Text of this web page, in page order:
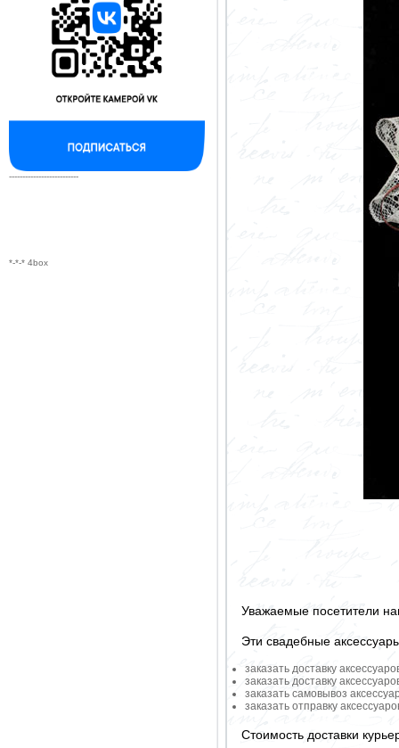
--------------------------
*-*-* 4box
Уважаемые посетители
Эти свадебные
заказать доставку
заказать доставку
заказать самовывоз
заказать отправку
Стоимость доставки